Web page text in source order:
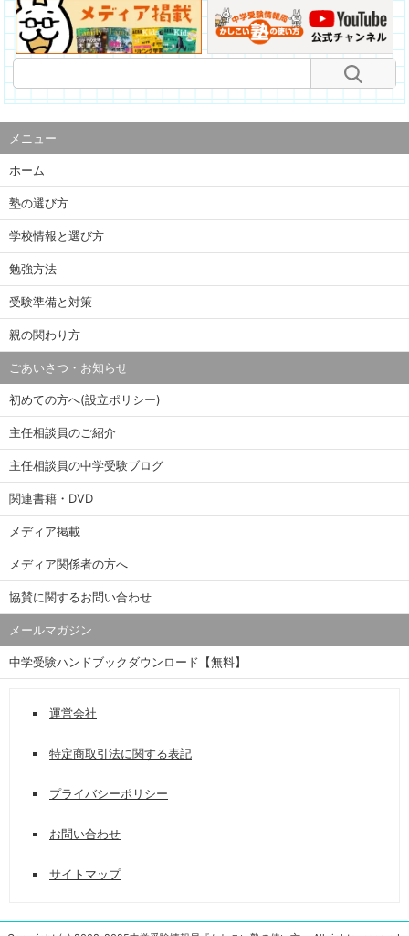
メニュー
ホーム
塾の選び方
学校情報と選び方
勉強方法
受験準備と対策
親の関わり方
ごあいさつ・お知らせ
初めての方へ(設立ポリシー)
主任相談員のご紹介
主任相談員の中学受験ブログ
関連書籍・DVD
メディア掲載
メディア関係者の方へ
協賛に関するお問い合わせ
メールマガジン
中学受験ハンドブックダウンロード【無料】
運営会社
特定商取引法に関する表記
プライバシーポリシー
お問い合わせ
サイトマップ